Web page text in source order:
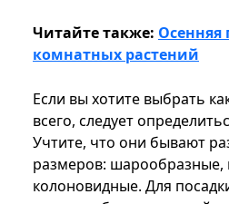
Читайте также: Осенняя
комнатных растений
Если вы хотите выбрать
всего, следует
Учтите, что они бывают
размеров: шарообразные,
колоновидные. Для